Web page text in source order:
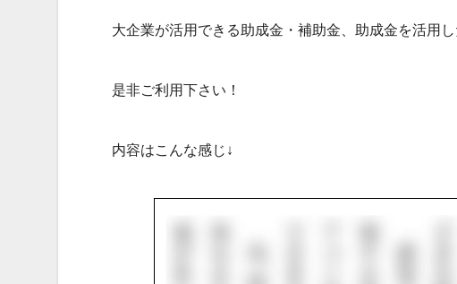
大企業が活用できる助成金・補助金、助成金を活用
是非ご利用下さい！
内容はこんな感じ↓